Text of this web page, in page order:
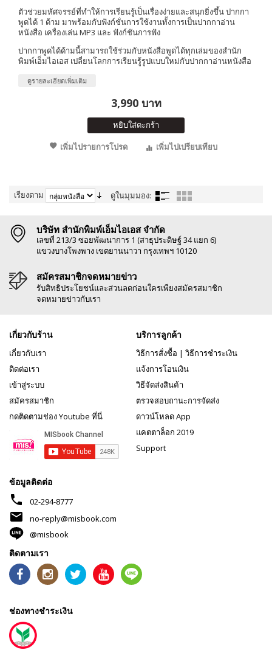
ตัวช่วยมหัศจรรย์ที่ทำให้การเรียนรู้เป็นเรื่องง่ายและสนุกยิ่งขึ้น ปากกา
พูดได้ 1 ด้าม มาพร้อมกับฟังก์ชั่นการใช้งานทั้งการเป็นปากกาอ่าน
หนังสือ เครื่องเล่น MP3 และ ฟังก์ชันการฟัง
ปากกาพูดได้ด้ามนี้สามารถใช้ร่วมกับหนังสือพูดได้ทุกเล่มของสำนัก
พิมพ์เอ็มไอเอส เปลี่ยนโลกการเรียนรู้รูปแบบใหม่กับปากกาอ่านหนังสือ
ดูรายละเอียดเพิ่มเติม
3,990 บาท
หยิบใส่ตะกร้า
เพิ่มไปรายการโปรด
เพิ่มไปเปรียบเทียบ
เรียงตาม ดูในมุมมอง:
บริษัท สำนักพิมพ์เอ็มไอเอส จำกัด
เลขที่ 213/3 ซอยพัฒนาการ 1 (สาธุประดิษฐ์ 34 แยก 6)
แขวงบางโพงพาง เขตยานนาวา กรุงเทพฯ 10120
สมัครสมาชิกจดหมายข่าว
รับสิทธิประโยชน์และส่วนลดก่อนใครเพียงสมัครสมาชิก
จดหมายข่าวกับเรา
เกี่ยวกับร้าน
เกี่ยวกับเรา
ติดต่อเรา
เข้าสู่ระบบ
สมัครสมาชิก
กดติดตามช่อง Youtube ที่นี่
บริการลูกค้า
วิธีการสั่งซื้อ | วิธีการชำระเงิน
แจ้งการโอนเงิน
วิธีจัดส่งสินค้า
ตรวจสอบถานะการจัดส่ง
ดาวน์โหลด App
แคตตาล็อก 2019
Support
ข้อมูลติดต่อ
phone 02-294-8777
mail
no-reply@misbook.com
@misbook
ติดตามเรา
ช่องทางชำระเงิน